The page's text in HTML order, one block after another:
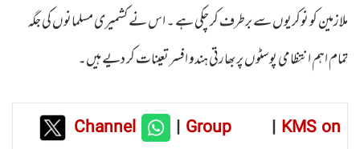
ملازمین کو نوکریوں سے برطرف کر چکی ہے ۔ اس نے کشمیری مسلمانوں کی جگہ
تمام اہم انتظامی پوسٹوں پر بھارتی ہندو افسر تعینات کر دیے ہیں۔
Channel |Group | KMS on